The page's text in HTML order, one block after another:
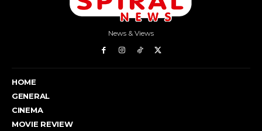
News & Views
HOME
GENERAL
CINEMA
MOVIE REVIEW